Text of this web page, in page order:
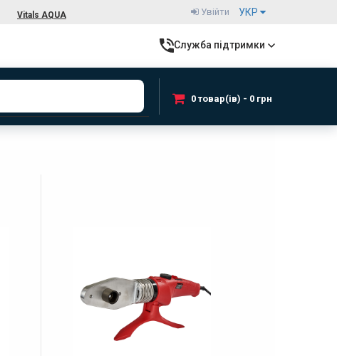
Vitals AQUA УКР
Увійти
Служба підтримки
0 товар(ів) - 0 грн